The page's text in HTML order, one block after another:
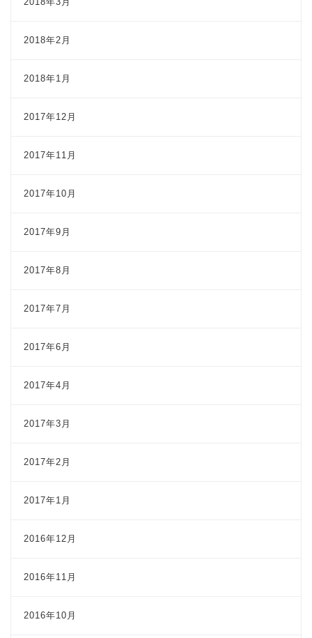
2018年2月
2018年1月
2017年12月
2017年11月
2017年10月
2017年9月
2017年8月
2017年7月
2017年6月
2017年4月
2017年3月
2017年2月
2017年1月
2016年12月
2016年11月
2016年10月